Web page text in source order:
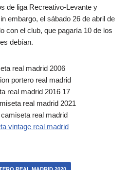
de liga Recreativo-Levante y
embargo, el sábado 26 de abril de
con el club, que pagaría 10 de los
debían.